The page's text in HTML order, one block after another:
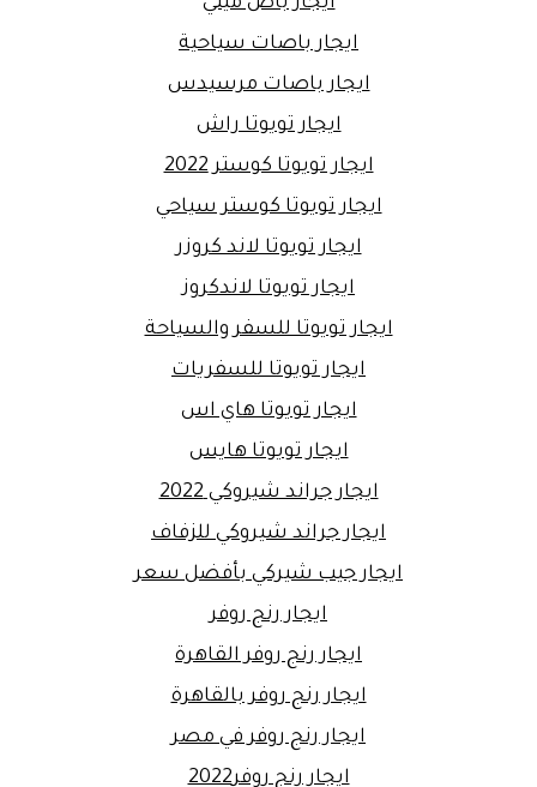
ايجار باصات سياحية
ايجار باصات مرسيدس
ايجار تويوتا راش
ايجار تويوتا كوستر 2022
ايجار تويوتا كوستر سياحي
ايجار تويوتا لاند كروزر
ايجار تويوتا لاندكروز
ايجار تويوتا للسفر والسياحة
ايجار تويوتا للسفريات
ايجار تويوتا هاي اس
ايجار تويوتا هايس
ايجار جراند شيروكي 2022
ايجار جراند شيروكي للزفاف
ايجار جيب شيركي بأفضل سعر
ايجار رنج روفر
ايجار رنج روفر القاهرة
ايجار رنج روفر بالقاهرة
ايجار رنج روفر في مصر
ايجار رنج روفر2022